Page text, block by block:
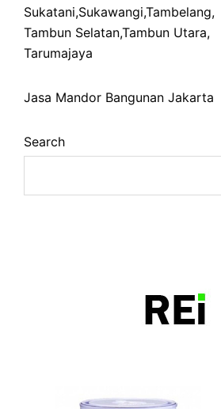
Sukatani,Sukawangi,Tambelang,
Tambun Selatan,Tambun Utara,
Tarumajaya
Jasa Mandor Bangunan Jakarta
Search